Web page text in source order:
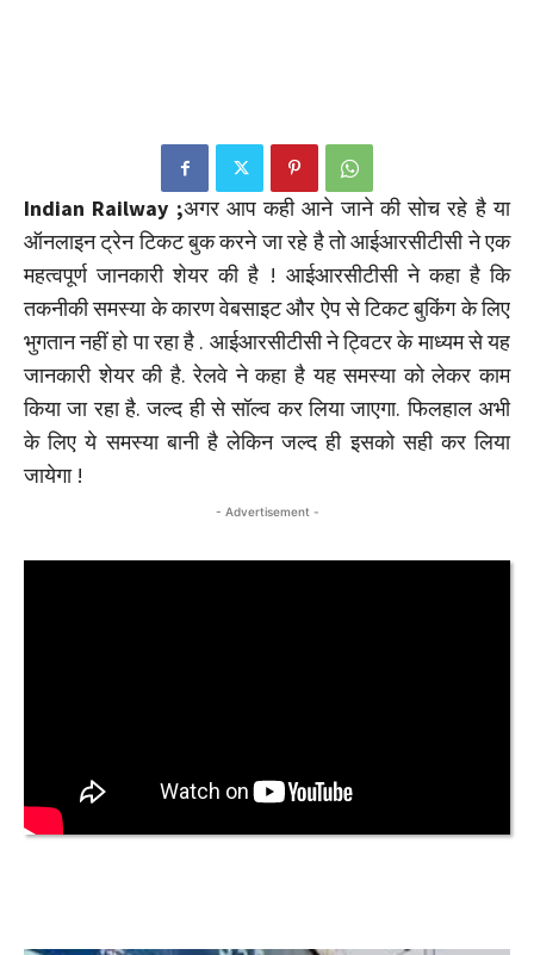
Indian Railway ;अगर आप कही आने जाने की सोच रहे है या
ऑनलाइन ट्रेन टिकट बुक करने जा रहे है तो आईआरसीटीसी ने एक
महत्‍वपूर्ण जानकारी शेयर की है ! आईआरसीटीसी ने कहा है कि
तकनीकी समस्‍या के कारण वेबसाइट और ऐप से टिकट बुकिंग के लिए
भुगतान नहीं हो पा रहा है . आईआरसीटीसी ने ट्विटर के माध्‍यम से यह
जानकारी शेयर की है. रेलवे ने कहा है यह समस्‍या को लेकर काम
किया जा रहा है. जल्‍द ही से सॉल्‍व कर लिया जाएगा. फिलहाल अभी
के लिए ये समस्या बानी है लेकिन जल्द ही इसको सही कर लिया
जायेगा !
- Advertisement -